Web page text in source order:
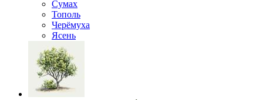
Сумах
Тополь
Черёмуха
Ясень